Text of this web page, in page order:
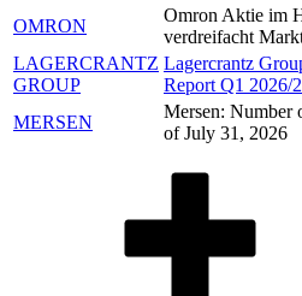
OMRON
Omron Aktie im
verdreifacht
LAGERCRANTZ
GROUP
Lagercrantz
Report Q1 2026/
MERSEN
Mersen: Number
of July 31, 2026